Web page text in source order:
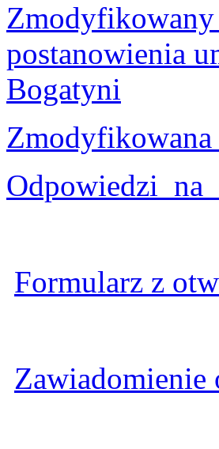
Zmodyfikowany
postanowienia
Bogatyni
Zmodyfikowana
Formularz z
Zawiadomienie